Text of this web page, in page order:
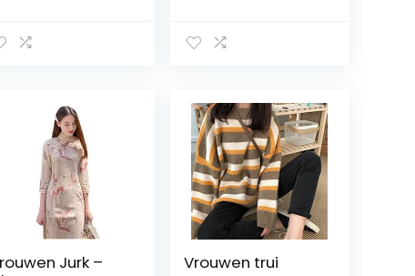
Zwart Leger
Grunge Fairy Core
Jurk –
Vrouwen trui